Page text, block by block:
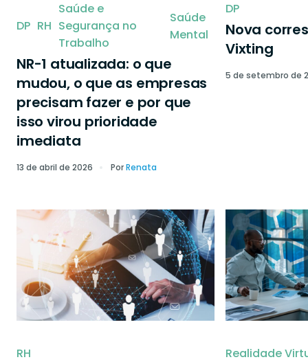
DP RH
Saúde e
Segurança no
Trabalho
Saúde
Mental
NR-1 atualizada: o que
mudou, o que as empresas
precisam fazer e por que
isso virou prioridade
imediata
13 de abril de 2026 PorRenata
DP
Nova
Vixting
5 de setembro de
RH Realidade